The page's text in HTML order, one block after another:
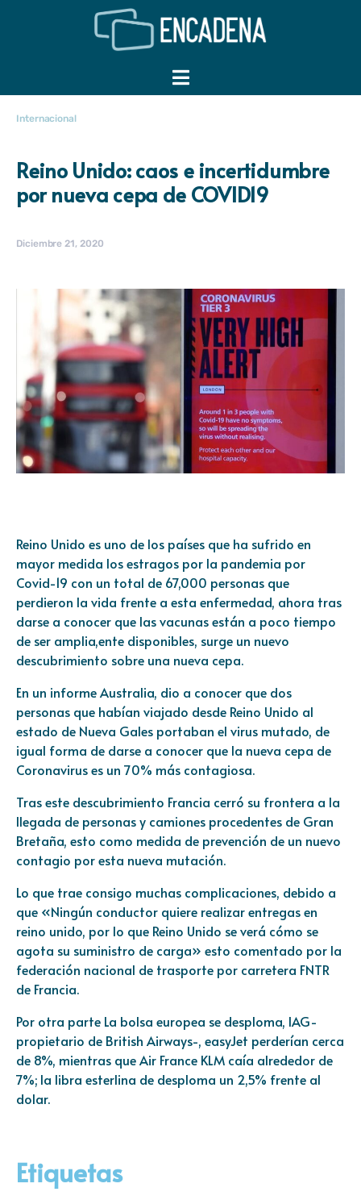
Internacional
Reino Unido: caos e incertidumbre
por nueva cepa de COVID19
Diciembre 21, 2020
Reino Unido es uno de los países que ha sufrido en
mayor medida los estragos por la pandemia por
Covid-19 con un total de 67,000 personas que
perdieron la vida frente a esta enfermedad, ahora tras
darse a conocer que las vacunas están a poco tiempo
de ser amplia,ente disponibles, surge un nuevo
descubrimiento sobre una nueva cepa.
En un informe Australia, dio a conocer que dos
personas que habían viajado desde Reino Unido al
estado de Nueva Gales portaban el virus mutado, de
igual forma de darse a conocer que la nueva cepa de
Coronavirus es un 70% más contagiosa.
Tras este descubrimiento Francia cerró su frontera a la
llegada de personas y camiones procedentes de Gran
Bretaña, esto como medida de prevención de un nuevo
contagio por esta nueva mutación.
Lo que trae consigo muchas complicaciones, debido a
que «Ningún conductor quiere realizar entregas en
reino unido, por lo que Reino Unido se verá cómo se
agota su suministro de carga» esto comentado por la
federación nacional de trasporte por carretera FNTR
de Francia.
Por otra parte La bolsa europea se desploma, IAG-
propietario de British Airways-, easyJet perderían cerca
de 8%, mientras que Air France KLM caía alrededor de
7%; la libra esterlina de desploma un 2,5% frente al
dolar.
Etiquetas